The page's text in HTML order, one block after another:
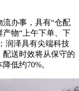
办事，具有“仓配
物“上午下单、下
润泽具有尖端科技
送时效将从保守的
低约70%。